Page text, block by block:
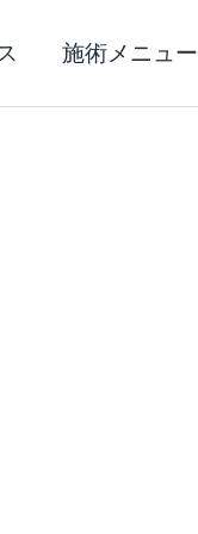
施術メニュー